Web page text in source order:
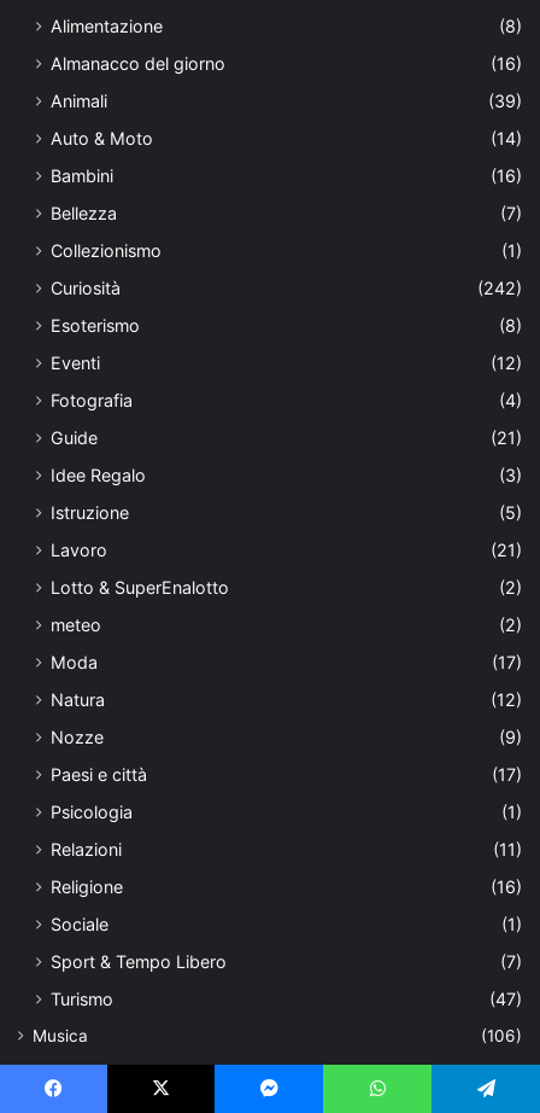
Alimentazione
(8)
Almanacco del giorno
(16)
Animali
(39)
Auto & Moto
(14)
Bambini
(16)
Bellezza
(7)
Collezionismo
(1)
Curiosità
(242)
Esoterismo
(8)
Eventi
(12)
Fotografia
(4)
Guide
(21)
Idee Regalo
(3)
Istruzione
(5)
Lavoro
(21)
Lotto & SuperEnalotto
(2)
meteo
(2)
Moda
(17)
Natura
(12)
Nozze
(9)
Paesi e città
(17)
Psicologia
(1)
Relazioni
(11)
Religione
(16)
Sociale
(1)
Sport & Tempo Libero
(7)
Turismo
(47)
Musica (106)